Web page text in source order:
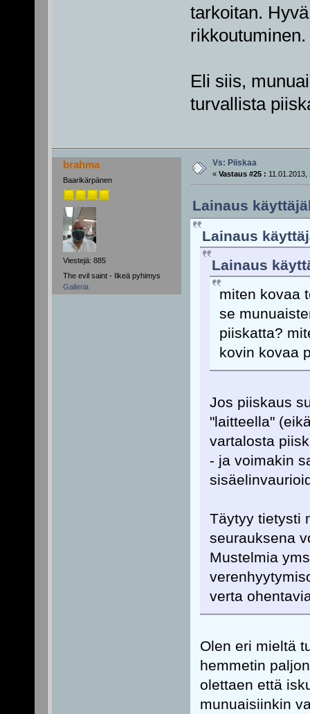
tarkoitan.
rikkoutuminen.
Eli siis,
turvallista
brahma
Baarikärpänen
Viestejä: 885
The evil saint - Ilkeä pyhimys
Galleria
Vs: Piiskaa
« Vastaus #25 : 11.01.2013,
Lainaus
Lainaus
Lainaus
miten kovaa
se
piiskatta?
kovin kovaa
Jos piiskaus
"laitteella"
vartalosta
- ja voimakin
Täytyy tietysti
seurauksena
Mustelmia
verta
Olen eri mieltä
hemmetin
olettaen että
munuaisiinkin